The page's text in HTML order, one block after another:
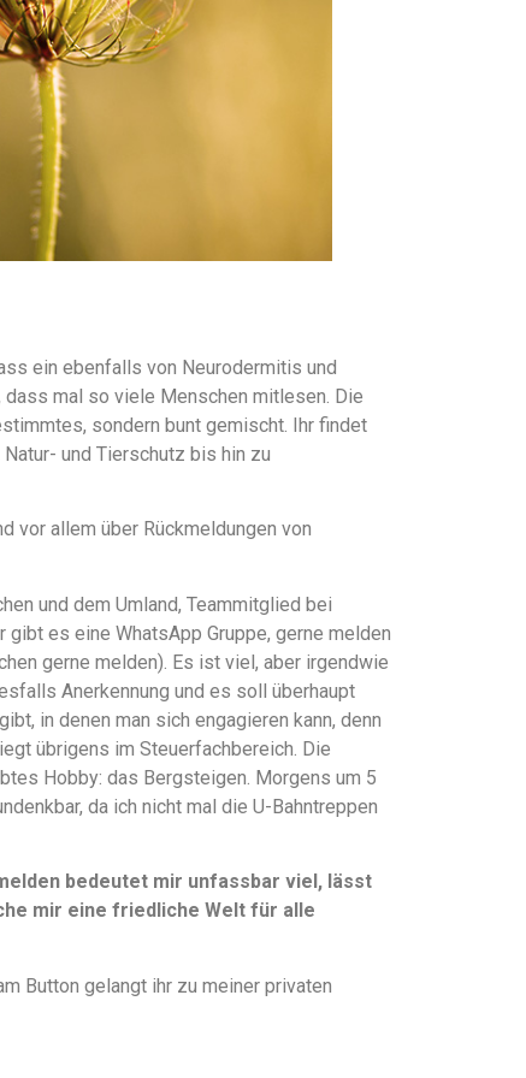
ein ebenfalls von Neurodermitis und
mal so viele Menschen mitlesen. Die
sondern bunt gemischt. Ihr findet
und Tierschutz bis hin zu
vor allem über Rückmeldungen von
und dem Umland, Teammitglied bei
es eine WhatsApp Gruppe, gerne melden
gerne melden). Es ist viel, aber irgendwie
Anerkennung und es soll überhaupt
in denen man sich engagieren kann, denn
übrigens im Steuerfachbereich. Die
Hobby: das Bergsteigen. Morgens um 5
da ich nicht mal die U-Bahntreppen
bedeutet mir unfassbar viel, lässt
mir eine friedliche Welt für alle
Button gelangt ihr zu meiner privaten